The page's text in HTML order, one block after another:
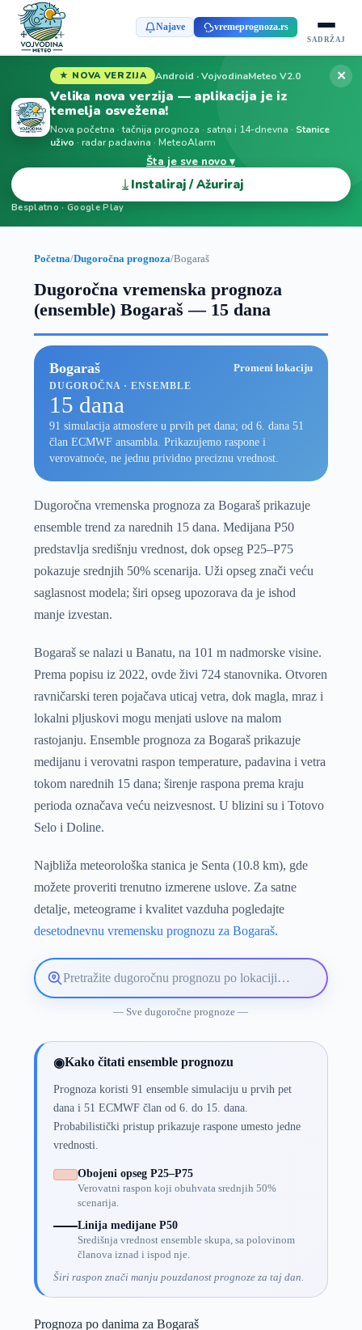
Najave vremeprognoza.rs
SADRŽAJ
★ NOVA VERZIJA Android · VojvodinaMeteo V2.0
Velika nova verzija — aplikacija je iz
temelja osvežena!
Nova početna · tačnija prognoza · satna i 14-dnevna · Stanice
uživo · radar padavina · MeteoAlarm
Šta je sve novo ▾
⤓ Instaliraj / Ažuriraj
Besplatno · Google Play
✕
Početna/Dugoročna prognoza/Bogaraš
Dugoročna vremenska prognoza
(ensemble) Bogaraš — 15 dana
Bogaraš Promeni lokaciju
DUGOROČNA · ENSEMBLE
15 dana
91 simulacija atmosfere u prvih pet dana; od 6. dana 51
član ECMWF ansambla. Prikazujemo raspone i
verovatnoće, ne jednu prividno preciznu vrednost.
Dugoročna vremenska prognoza za Bogaraš prikazuje
ensemble trend za narednih 15 dana. Medijana P50
predstavlja središnju vrednost, dok opseg P25–P75
pokazuje srednjih 50% scenarija. Uži opseg znači veću
saglasnost modela; širi opseg upozorava da je ishod
manje izvestan.
Bogaraš se nalazi u Banatu, na 101 m nadmorske visine.
Prema popisu iz 2022, ovde živi 724 stanovnika. Otvoren
ravničarski teren pojačava uticaj vetra, dok magla, mraz i
lokalni pljuskovi mogu menjati uslove na malom
rastojanju. Ensemble prognoza za Bogaraš prikazuje
medijanu i verovatni raspon temperature, padavina i vetra
tokom narednih 15 dana; širenje raspona prema kraju
perioda označava veću neizvesnost. U blizini su i Totovo
Selo i Doline.
Najbliža meteorološka stanica je Senta (10.8 km), gde
možete proveriti trenutno izmerene uslove. Za satne
detalje, meteograme i kvalitet vazduha pogledajte
desetodnevnu vremensku prognozu za Bogaraš.
Pretražite
lokaciju
— Sve dugoročne prognoze —
◉Kako čitati ensemble prognozu
Prognoza koristi 91 ensemble simulaciju u prvih pet
dana i 51 ECMWF član od 6. do 15. dana.
Probabilistički pristup prikazuje raspone umesto jedne
vrednosti.
Obojeni opseg P25–P75
Verovatni raspon koji obuhvata srednjih 50%
scenarija.
Linija medijane P50
Središnja vrednost ensemble skupa, sa polovinom
članova iznad i ispod nje.
Širi raspon znači manju pouzdanost prognoze za taj dan.
Prognoza po danima za Bogaraš